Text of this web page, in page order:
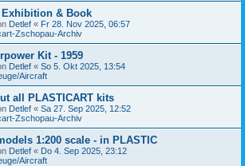
Exhibition & Book
Detlef « Fr 28. Nov 2025, 06:57
Zschopau-Archiv
Kit - 1959
Detlef « So 5. Okt 2025, 13:54
Aircraft
all PLASTICART kits
Detlef « Sa 27. Sep 2025, 12:52
Zschopau-Archiv
1:200 scale - in PLASTIC
Detlef « Do 4. Sep 2025, 23:12
Aircraft